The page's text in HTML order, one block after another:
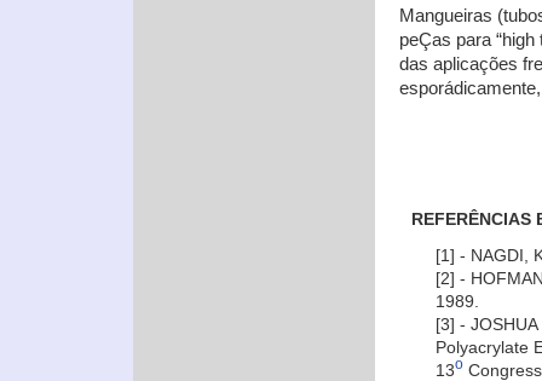
Mangueiras
peÇas para
das aplicações
REFERÊNCIAS
[1] - NAGDI,
[2] -
1989.
[3] -
Polyacrylate
13o